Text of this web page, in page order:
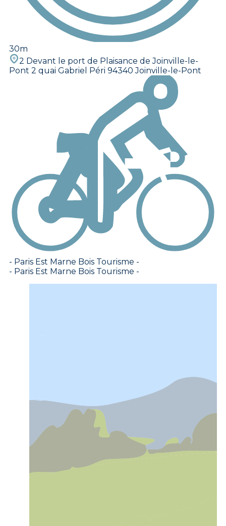
30m
2 Devant le port de Plaisance de Joinville-le-
Pont 2 quai Gabriel Péri 94340 Joinville-le-Pont
- Paris Est Marne Bois Tourisme -
- Paris Est Marne Bois Tourisme -